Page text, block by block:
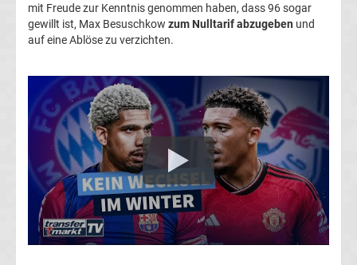
Union
Transfergerüchte
FSV
Mainz
mit Freude zur Kenntnis genommen haben, dass 96 sogar
gewillt ist, Max Besuschkow zum Nulltarif abzugeben und
auf eine Ablöse zu verzichten.